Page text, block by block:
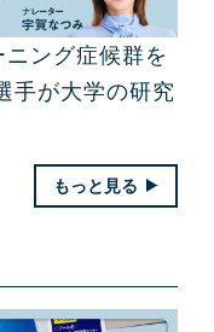
ング症候群を
手が大学の研究
もっと見る